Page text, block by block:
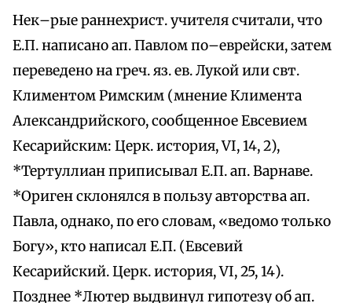
Нек–рые раннехрист. учителя считали, что
Е.П. написано ап. Павлом по–еврейски, затем
переведено на греч. яз. ев. Лукой или свт.
Климентом Римским (мнение Климента
Александрийского, сообщенное Евсевием
Кесарийским: Церк. история, VI, 14, 2),
*Тертуллиан приписывал Е.П. ап. Варнаве.
*Ориген склонялся в пользу авторства ап.
Павла, однако, по его словам, «ведомо только
Богу», кто написал Е.П. (Евсевий
Кесарийский. Церк. история, VI, 25, 14).
Позднее *Лютер выдвинул гипотезу об ап.